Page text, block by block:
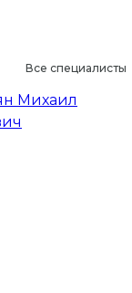
Все специалисты